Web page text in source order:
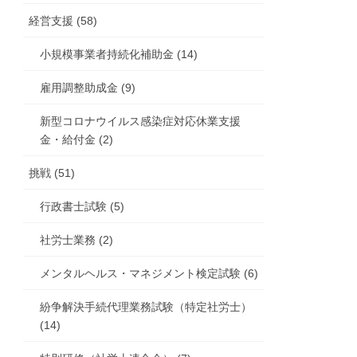
経営支援 (58)
小規模事業者持続化補助金 (14)
雇用調整助成金 (9)
新型コロナウイルス感染症対応休業支援
金・給付金 (2)
挑戦 (51)
行政書士試験 (5)
社労士業務 (2)
メンタルヘルス・マネジメント検定試験 (6)
紛争解決手続代理業務試験（特定社労士）
(14)